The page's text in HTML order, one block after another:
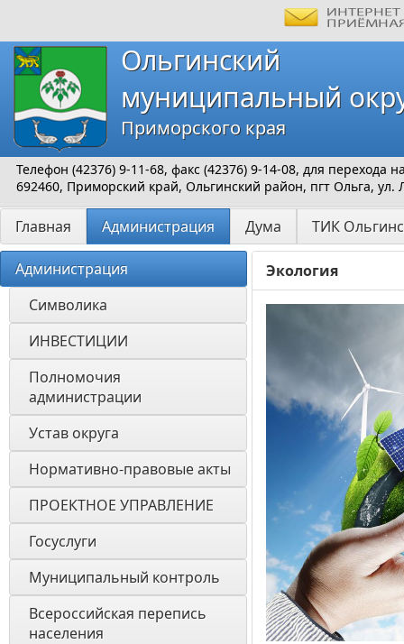
Ольгинский
муниципальный
Приморского края
Телефон (42376) 9-11-68, факс (42376) 9-14-08, для перехода
692460, Приморский край, Ольгинский район, пгт Ольга, ул.
Главная Администрация Дума ТИК
Администрация
Символика
ИНВЕСТИЦИИ
Полномочия
администрации
Устав округа
Нормативно-правовые акты
ПРОЕКТНОЕ УПРАВЛЕНИЕ
Госуслуги
Муниципальный контроль
Всероссийская перепись
населения
Экология